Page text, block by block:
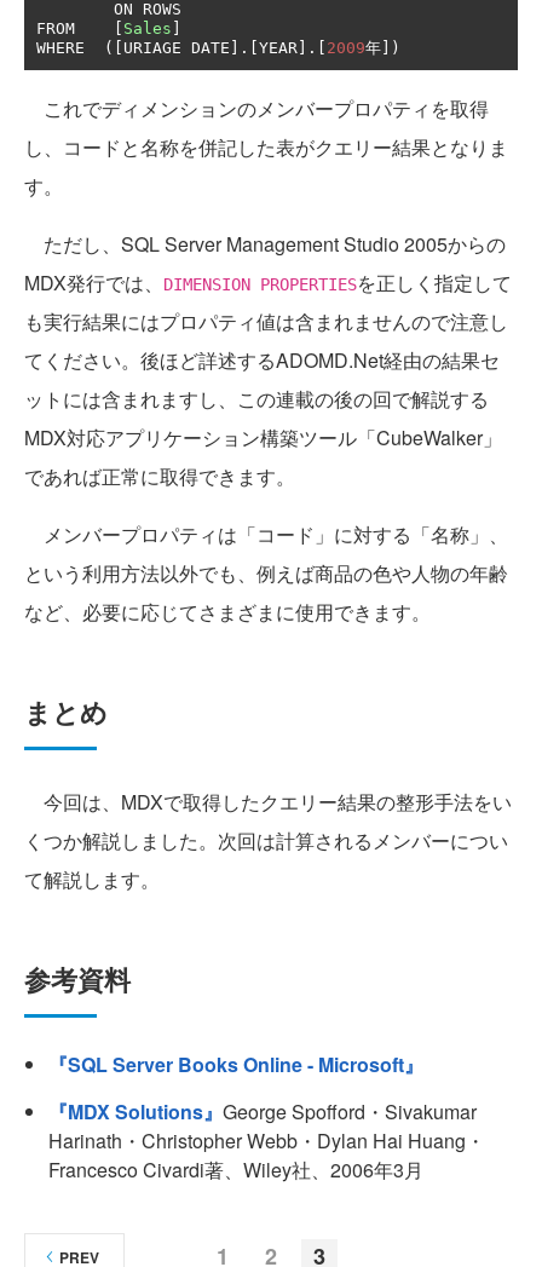
[ Sales ]
WHERE
([ URIAGE DATE ].[YEAR ].[ 2009年])
これでディメンションのメンバープロパティを取得
し、コードと名称を併記した表がクエリー結果となりま
す。
ただし、SQL Server Management Studio 2005からの
MDX発行では、
DIMENSION PROPERTIESを正しく指定して
も実行結果にはプロパティ値は含まれませんので注意し
てください。後ほど詳述するADOMD.Net経由の結果セ
ットには含まれますし、この連載の後の回で解説する
MDX対応アプリケーション構築ツール「CubeWalker」
であれば正常に取得できます。
メンバープロパティは「コード」に対する「名称」、
という利用方法以外でも、例えば商品の色や人物の年齢
など、必要に応じてさまざまに使用できます。
まとめ
今回は、MDXで取得したクエリー結果の整形手法をい
くつか解説しました。次回は計算されるメンバーについ
て解説します。
参考資料
『SQL Server Books Online - Microsoft』
『MDX Solutions』 George Spofford・Sivakumar
Harinath・Christopher Webb・Dylan Hai Huang・
Francesco Civardi著、Wiley社、2006年3月
1 2 3
PREV